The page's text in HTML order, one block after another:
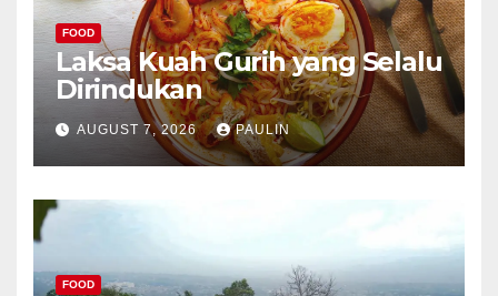
FOOD
Laksa Kuah Gurih yang Selalu
Dirindukan
AUGUST 7, 2026 PAULIN
FOOD